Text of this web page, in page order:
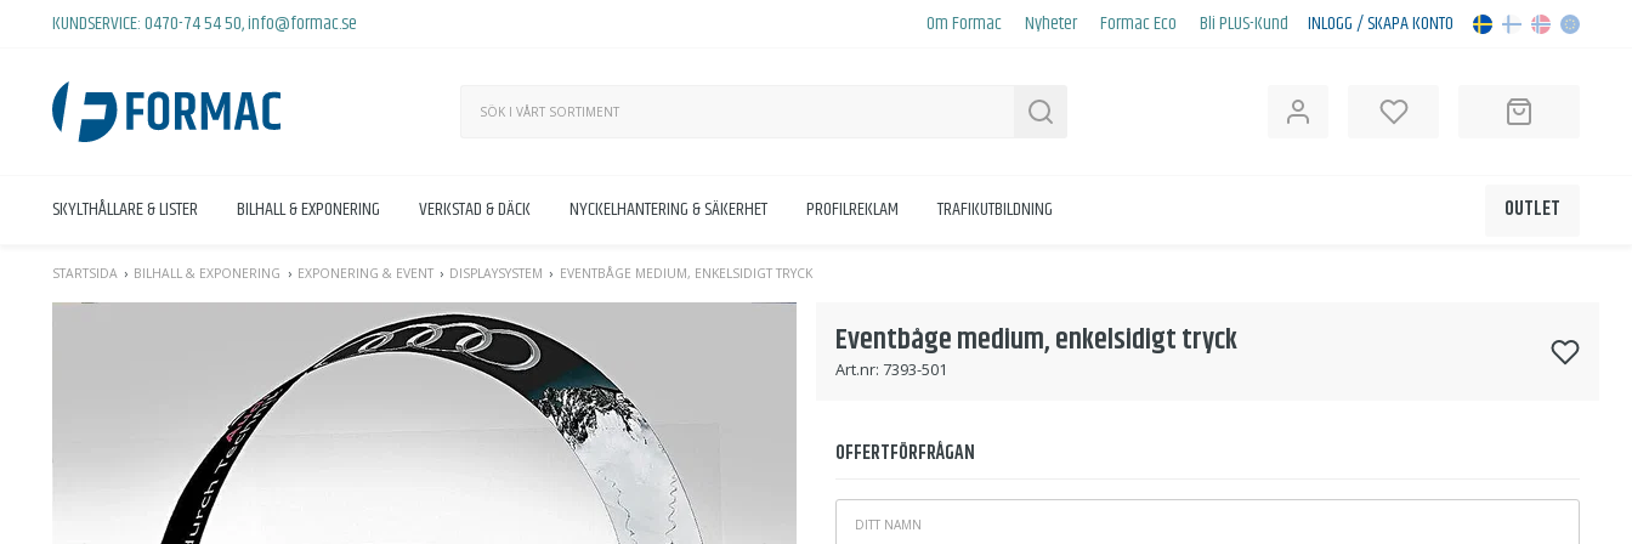
KUNDSERVICE:0470-74 54 50,info@formac.se Om Formac Nyheter Formac Eco Bli PLUS-Kund INLOGG / SKAPA KONTO
SKYLTHÅLLARE & LISTER BILHALL & EXPONERING VERKSTAD & DÄCK NYCKELHANTERING & SÄKERHET PROFILREKLAM TRAFIKUTBILDNING OUTLET
STARTSIDA BILHALL & EXPONERING EXPONERING & EVENT DISPLAYSYSTEM EVENTBÅGE MEDIUM, ENKELSIDIGT TRYCK
Eventbåge medium, enkelsidigt tryck
Art.nr: 7393-501
OFFERTFÖRFRÅGAN
*